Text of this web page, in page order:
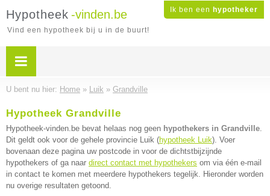
Ik ben een hypotheker
Hypotheek -vinden.be
Vind een hypotheek bij u in de buurt!
U bent nu hier: Home » Luik » Grandville
Hypotheek Grandville
Hypotheek-vinden.be bevat helaas nog geen hypothekers in Grandville.
Dit geldt ook voor de gehele provincie Luik (hypotheek Luik). Voer
bovenaan deze pagina uw postcode in voor de dichtstbijzijnde
hypothekers of ga naar direct contact met hypothekers om via één e-mail
in contact te komen met meerdere hypothekers tegelijk. Hieronder worden
nu overige resultaten getoond.